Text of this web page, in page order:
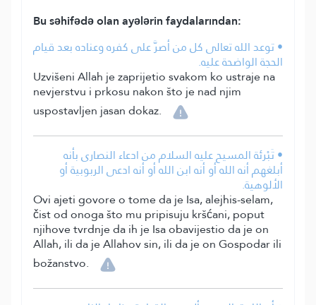
Bu səhifədə olan ayələrin faydalarından:
• توعد الله تعالى كل من أصرَّ على كفره وعناده بعد قيام
الحجة الواضحة عليه.
Uzvišeni Allah je zaprijetio svakom ko ustraje na
nevjerstvu i prkosu nakon što je nad njim
uspostavljen jasan dokaz.
• تَبْرئة المسيح عليه السلام من ادعاء النصارى بأنه
أبلغهم أنه الله أو أنه ابن الله أو أنه ادعى الربوبية أو
الألوهية.
Ovi ajeti govore o tome da je Isa, alejhis-selam,
čist od onoga što mu pripisuju kršćani, poput
njihove tvrdnje da ih je Isa obavijestio da je on
Allah, ili da je Allahov sin, ili da je on Gospodar ili
božanstvo.